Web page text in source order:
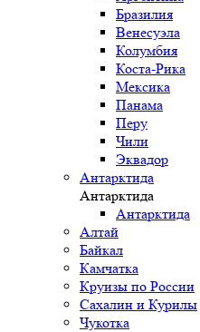
Бразилия
Венесуэла
Колумбия
Коста-Рика
Мексика
Панама
Перу
Чили
Эквадор
Антарктида
Антарктида
Антарктида
Алтай
Байкал
Камчатка
Круизы по России
Сахалин и Курилы
Чукотка